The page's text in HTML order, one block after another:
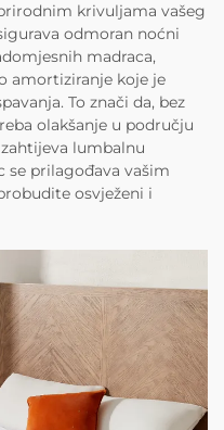
krivuljama vašeg
odmoran noćni
madraca,
amortiziranje koje je
To znači da, bez
olakšanje u području
lumbalnu
se prilagođava vašim
osvježeni i